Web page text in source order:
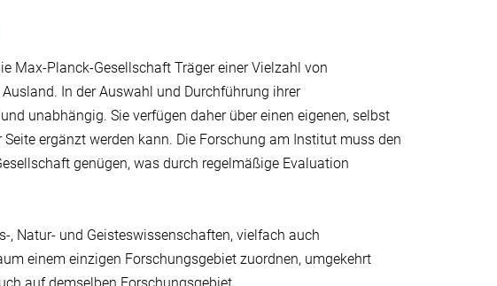
Max-Planck-Gesellschaft Träger einer Vielzahl von
In der Auswahl und Durchführung ihrer
unabhän­gig. Sie verfügen daher über einen eige­nen, selbst
er­gänzt werden kann. Die Forschung am Institut muss den
genügen, was durch regelmäßige Evaluation
, Natur- und Geisteswissen­schaften, vielfach auch
einem einzigen Forschungsgebiet zuordnen, umgekehrt